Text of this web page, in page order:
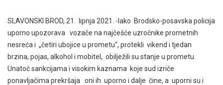
SLAVONSKI BROD, 21. lipnja 2021. -Iako Brodsko-posavska policija
uporno upozorava vozače na najčešće uzročnike prometnih
nesreća i „četiri ubojice u prometu“, protekli vikend i tjedan
brzina, pojas, alkohol i mobitel, obilježili su stanje u prometu.
Unatoč sankcijama i visokim kaznama koje sud izriče
ponavljačima prekršaja oni ih uporno i dalje čine, a uporni su i